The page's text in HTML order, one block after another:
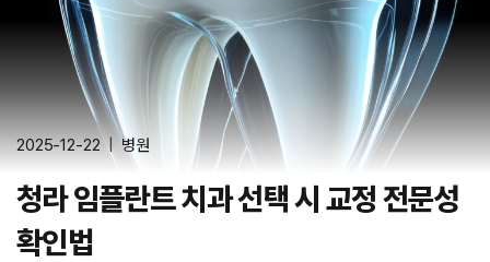
2025-12-22 병원
청라 임플란트 치과 선택 시 교정 전문성
확인법